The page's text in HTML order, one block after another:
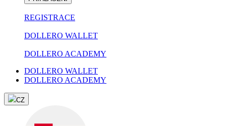
REGISTRACE
DOLLERO WALLET
DOLLERO ACADEMY
DOLLERO WALLET
DOLLERO ACADEMY
CZ